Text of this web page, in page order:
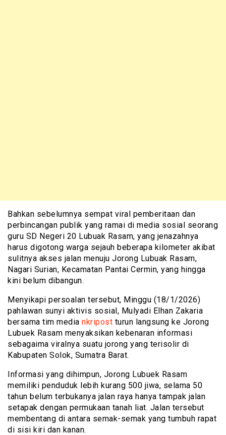
Bahkan sebelumnya sempat viral pemberitaan dan
perbincangan publik yang ramai di media sosial seorang
guru SD Negeri 20 Lubuak Rasam, yang jenazahnya
harus digotong warga sejauh beberapa kilometer akibat
sulitnya akses jalan menuju Jorong Lubuak Rasam,
Nagari Surian, Kecamatan Pantai Cermin, yang hingga
kini belum dibangun.
Menyikapi persoalan tersebut, Minggu (18/1/2026)
pahlawan sunyi aktivis sosial, Mulyadi Elhan Zakaria
bersama tim media nkripost turun langsung ke Jorong
Lubuek Rasam menyaksikan kebenaran informasi
sebagaima viralnya suatu jorong yang terisolir di
Kabupaten Solok, Sumatra Barat.
Informasi yang dihimpun, Jorong Lubuek Rasam
memiliki penduduk lebih kurang 500 jiwa, selama 50
tahun belum terbukanya jalan raya hanya tampak jalan
setapak dengan permukaan tanah liat. Jalan tersebut
membentang di antara semak-semak yang tumbuh rapat
di sisi kiri dan kanan.